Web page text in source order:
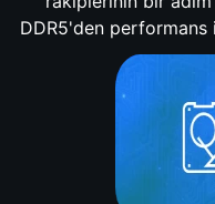
DDR5'den performans